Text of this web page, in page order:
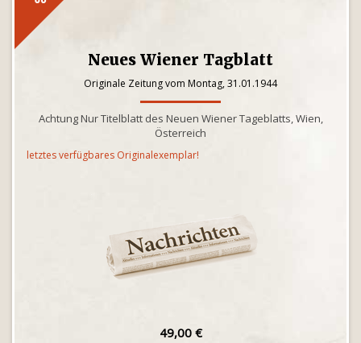
Neues Wiener Tagblatt
Originale Zeitung vom Montag, 31.01.1944
Achtung Nur Titelblatt des Neuen Wiener Tageblatts, Wien,
Österreich
letztes verfügbares Originalexemplar!
49,00 €